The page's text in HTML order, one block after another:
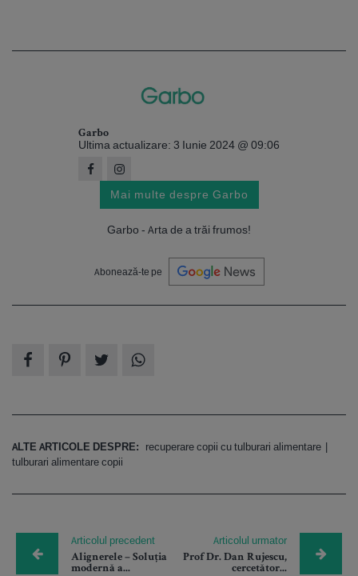
Garbo
Ultima actualizare: 3 Iunie 2024 @ 09:06
Mai multe despre Garbo
Garbo - Arta de a trăi frumos!
Abonează-te pe
ALTE ARTICOLE DESPRE: recuperare copii cu tulburari alimentare
tulburari alimentare copii
Articolul precedent
Alignerele – Soluția
modernă a...
Articolul urmator
Prof Dr. Dan Rujescu,
cercetător...